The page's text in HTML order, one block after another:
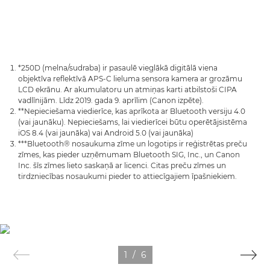
*250D (melna/sudraba) ir pasaulē vieglākā digitālā viena
objektīva reflektīvā APS-C lieluma sensora kamera ar grozāmu
LCD ekrānu. Ar akumulatoru un atmiņas karti atbilstoši CIPA
vadlīnijām. Līdz 2019. gada 9. aprīlim (Canon izpēte).
**Nepieciešama viedierīce, kas aprīkota ar Bluetooth versiju 4.0
(vai jaunāku). Nepieciešams, lai viedierīcei būtu operētājsistēma
iOS 8.4 (vai jaunāka) vai Android 5.0 (vai jaunāka)
***Bluetooth® nosaukuma zīme un logotips ir reģistrētas preču
zīmes, kas pieder uzņēmumam Bluetooth SIG, Inc., un Canon
Inc. šīs zīmes lieto saskaņā ar licenci. Citas preču zīmes un
tirdzniecības nosaukumi pieder to attiecīgajiem īpašniekiem.
1 / 6